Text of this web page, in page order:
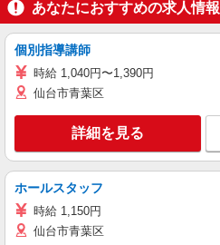
あなたにおすすめの求人情報
個別指導講師
時給 1,040円〜1,390円
仙台市青葉区
詳細を見る
ホールスタッフ
時給 1,150円
仙台市青葉区